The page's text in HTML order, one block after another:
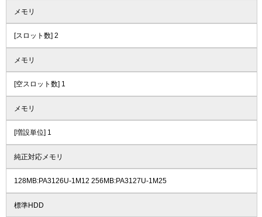
メモリ
[スロット数] 2
メモリ
[空スロット数] 1
メモリ
[増設単位] 1
純正対応メモリ
128MB:PA3126U-1M12 256MB:PA3127U-1M25
標準HDD